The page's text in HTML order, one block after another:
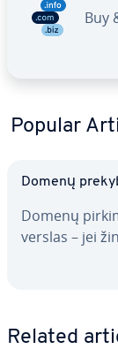
Buy
Popular
Domenų
Domenų
verslas – jei
Related